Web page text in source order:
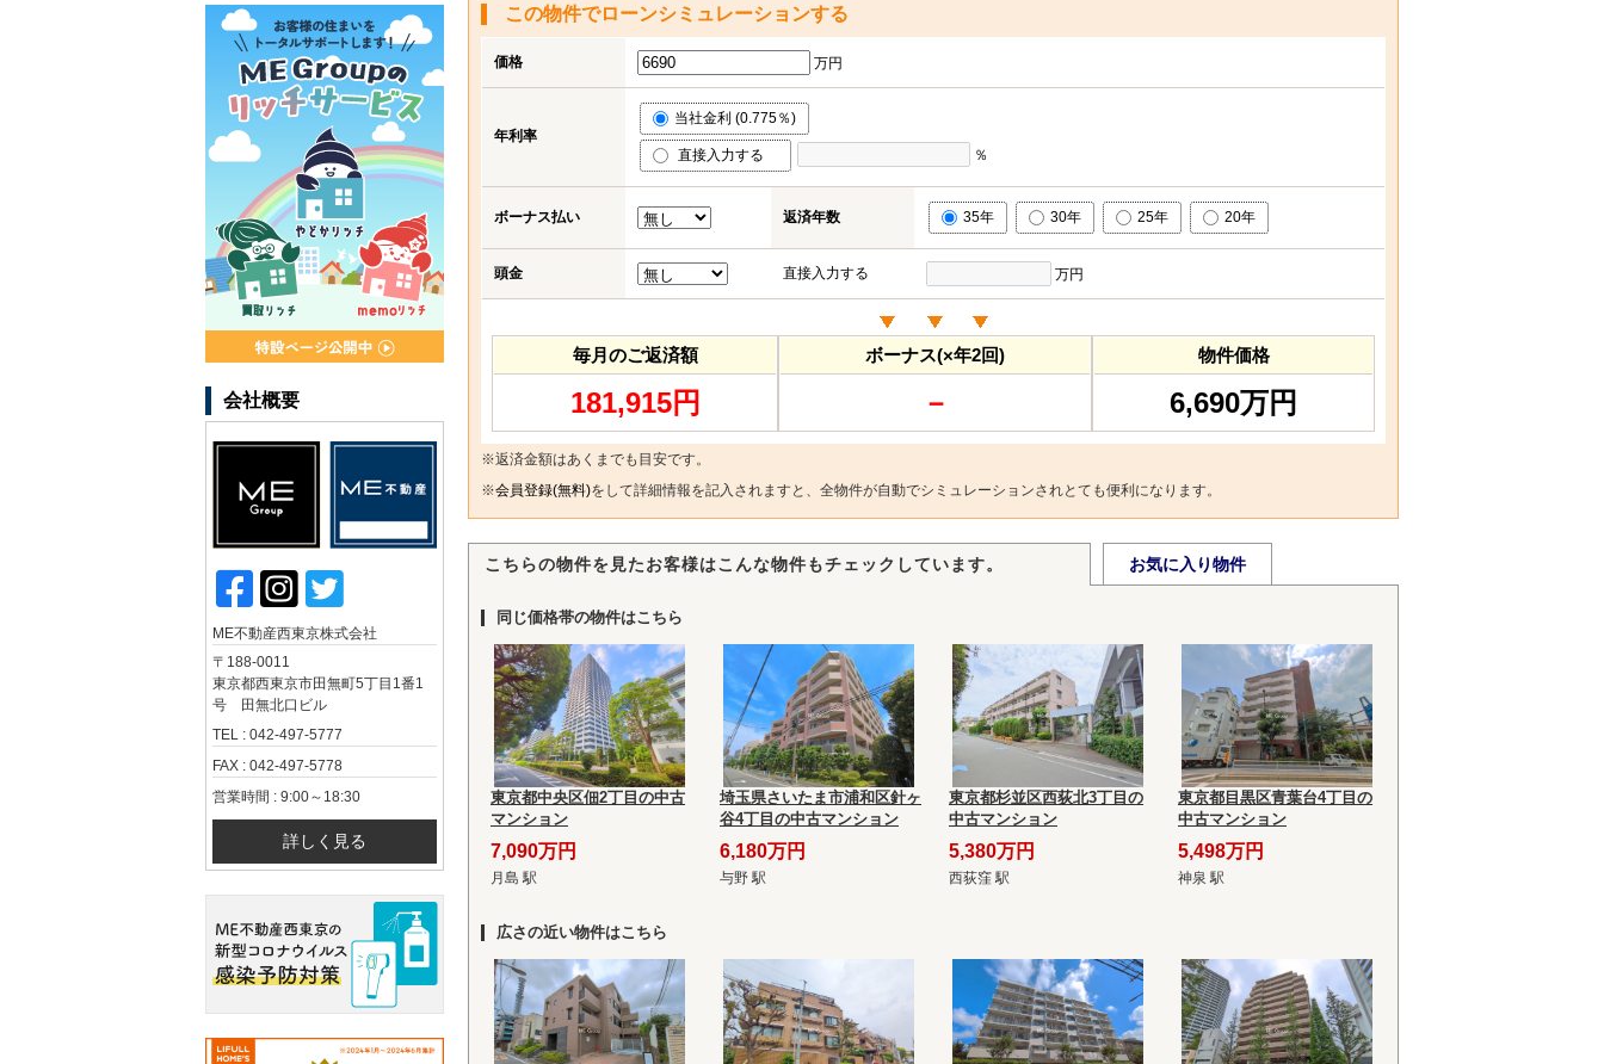
この物件でローンシミュレーションする
価格 万円
年利率
当社金利 (0.775％)
直接入力する ％
ボーナス払い 返済年数 35年 30年 25年 20年
頭金 直接入力する 万円
毎月のご返済額
181,915円
ボーナス(×年2回)
－
物件価格
6,690万円
※返済金額はあくまでも目安です。
※会員登録(無料)をして詳細情報を記入されますと、全物件が自動でシミュレーションされとても便利になります。
こちらの物件を見たお客様はこんな物件もチェックしています。 お気に入り物件
同じ価格帯の物件はこちら
東京都中央区佃2丁目の中古
マンション
7,090万円
月島 駅
埼玉県さいたま市浦和区針ヶ
谷4丁目の中古マンション
6,180万円
与野 駅
東京都杉並区西荻北3丁目の
中古マンション
5,380万円
西荻窪 駅
東京都目黒区青葉台4丁目の
中古マンション
5,498万円
神泉 駅
広さの近い物件はこちら
会社概要
ME不動産西東京株式会社
〒188-0011
東京都西東京市田無町5丁目1番1
号 田無北口ビル
TEL : 042-497-5777
FAX : 042-497-5778
営業時間 : 9:00～18:30
詳しく見る